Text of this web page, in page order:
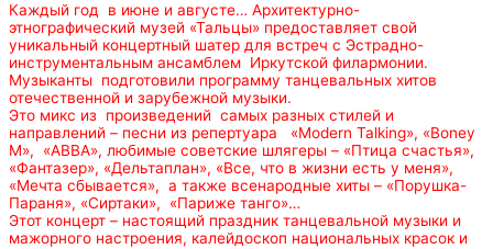
Каждый год в июне и августе… Архитектурно-
этнографический музей «Тальцы» предоставляет свой
уникальный концертный шатер для встреч с Эстрадно-
инструментальным ансамблем Иркутской филармонии.
Музыканты подготовили программу танцевальных хитов
отечественной и зарубежной музыки.
Это микс из произведений самых разных стилей и
направлений – песни из репертуара «Modern Talking», «Boney
M», «АВВА», любимые советские шлягеры – «Птица счастья»,
«Фантазер», «Дельтаплан», «Все, что в жизни есть у меня»,
«Мечта сбывается», а также всенародные хиты – «Порушка-
Параня», «Сиртаки», «Париже танго»…
Этот концерт – настоящий праздник танцевальной музыки и
мажорного настроения, калейдоскоп национальных красок и